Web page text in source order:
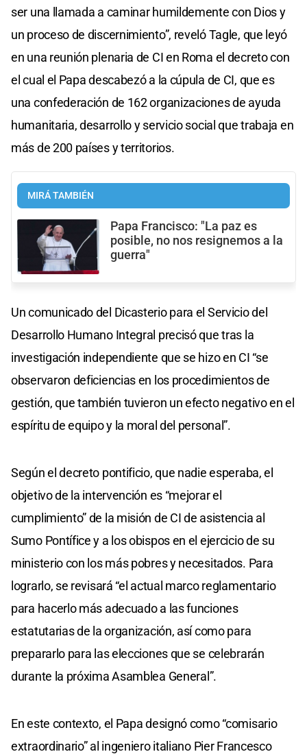
ser una llamada a caminar humildemente con Dios y
un proceso de discernimiento”, reveló Tagle, que leyó
en una reunión plenaria de CI en Roma el decreto con
el cual el Papa descabezó a la cúpula de CI, que es
una confederación de 162 organizaciones de ayuda
humanitaria, desarrollo y servicio social que trabaja en
más de 200 países y territorios.
MIRÁ TAMBIÉN
Papa Francisco: "La paz es
posible, no nos resignemos a la
guerra"
Un comunicado del Dicasterio para el Servicio del
Desarrollo Humano Integral precisó que tras la
investigación independiente que se hizo en CI “se
observaron deficiencias en los procedimientos de
gestión, que también tuvieron un efecto negativo en el
espíritu de equipo y la moral del personal”.
Según el decreto pontificio, que nadie esperaba, el
objetivo de la intervención es “mejorar el
cumplimiento” de la misión de CI de asistencia al
Sumo Pontífice y a los obispos en el ejercicio de su
ministerio con los más pobres y necesitados. Para
lograrlo, se revisará “el actual marco reglamentario
para hacerlo más adecuado a las funciones
estatutarias de la organización, así como para
prepararlo para las elecciones que se celebrarán
durante la próxima Asamblea General”.
En este contexto, el Papa designó como “comisario
extraordinario” al ingeniero italiano Pier Francesco